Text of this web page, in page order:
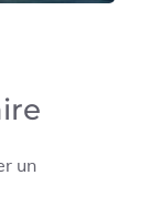
un